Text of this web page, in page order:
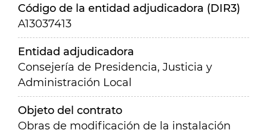
Código de la entidad adjudicadora (DIR3)
A13037413
Entidad adjudicadora
Consejería de Presidencia, Justicia y
Administración Local
Objeto del contrato
Obras de modificación de la instalación